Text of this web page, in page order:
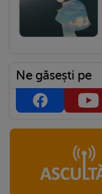
Ne găsești pe